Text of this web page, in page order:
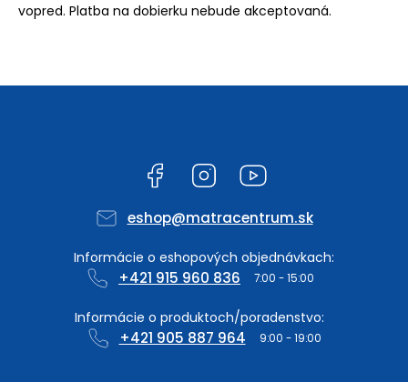
vopred. Platba na dobierku nebude akceptovaná.
Facebook Instagram
eshop@matracentrum.sk
+421 915 960 836
+421 905 887 964